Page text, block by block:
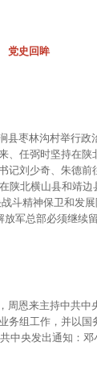
党史回眸
县枣林沟村举行政
、任弼时坚持在陕
记刘少奇、朱德前
陕北横山县和靖边
斗精神保卫和发
放军总部必须继续
周恩来主持中共中
务组工作，并以国
中央发出通知：